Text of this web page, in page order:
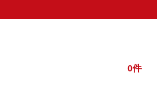
0件